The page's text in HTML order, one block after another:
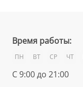
Время работы:
ПН ВТ СР ЧТ
С 9:00 до 21:00